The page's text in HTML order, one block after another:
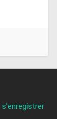
s'enregistrer